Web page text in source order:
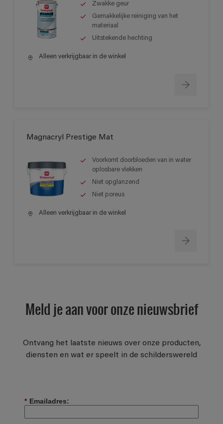
Zwakke geur
Gemakkelijke reiniging van het
materiaal
Uitstekende hechting
Alleen verkrijgbaar in de winkel
Magnacryl Prestige Mat
Voorkomt doorbloeden van in water
oplosbare vlekken
Niet opglanzend
Niet poreus
Alleen verkrijgbaar in de winkel
Meld je aan voor onze nieuwsbrief
Ontvang het laatste nieuws over onze producten,
diensten en wat er speelt in de schilderswereld